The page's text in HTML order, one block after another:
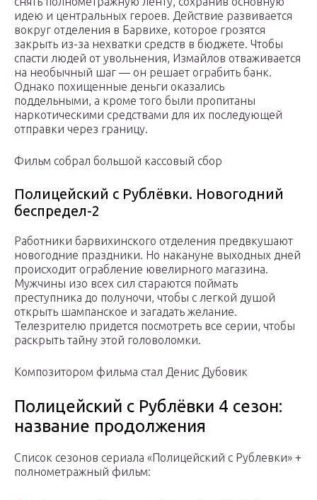
идею и центральных героев. Действие развивается
вокруг отделения в Барвихе, которое грозятся
закрыть из-за нехватки средств в бюджете. Чтобы
спасти людей от увольнения, Измайлов отваживается
на необычный шаг — он решает ограбить банк.
Однако похищенные деньги оказались
поддельными, а кроме того были пропитаны
наркотическими средствами для их последующей
отправки через границу.
Фильм собрал большой кассовый сбор
Полицейский с Рублёвки. Новогодний
беспредел-2
Работники барвихинского отделения предвкушают
новогодние праздники. Но накануне выходных дней
происходит ограбление ювелирного магазина.
Мужчины изо всех сил стараются поймать
преступника до полуночи, чтобы с легкой душой
открыть шампанское и загадать желание.
Телезрителю придется посмотреть все серии, чтобы
раскрыть тайну этой головоломки.
Композитором фильма стал Денис Дубовик
Полицейский с Рублёвки 4 сезон:
название продолжения
Список сезонов сериала «Полицейский с Рублевки» +
полнометражный фильм: